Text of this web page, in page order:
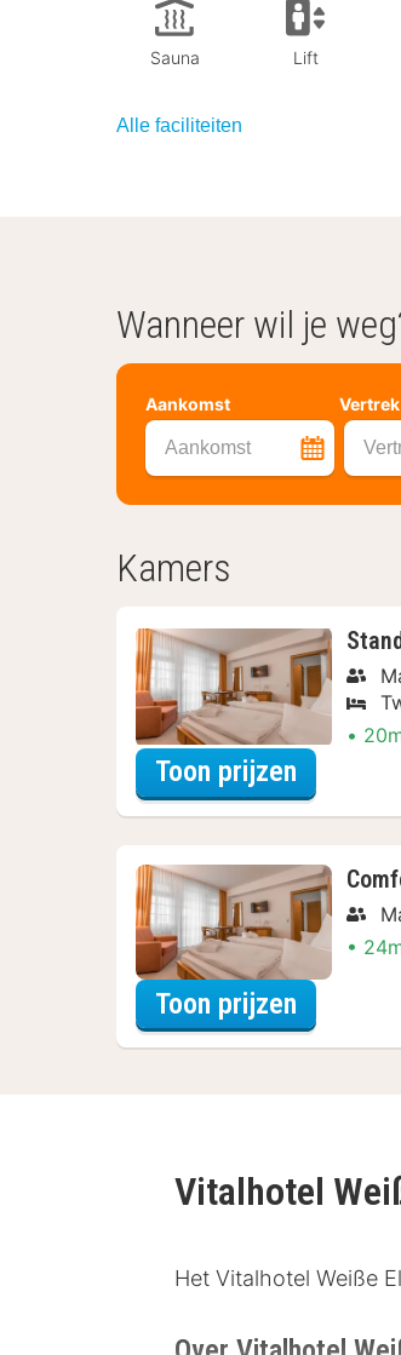
Sauna Lift
Alle faciliteiten
Wanneer wil je
Aankomst Vertrek
Aankomst
Kamers
Toon prijzen
Toon prijzen
Vitalhotel
Het Vitalhotel Weiße